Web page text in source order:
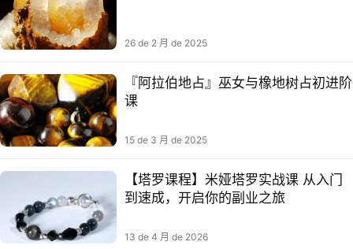
26 de 2 月 de 2025
『阿拉伯地占』巫女‬与橡地树‬占初进阶
课​​
15 de 3 月 de 2025
【塔罗课程】米娅塔罗实战课 从入门
到速成，开启你的副业之旅
13 de 4 月 de 2026